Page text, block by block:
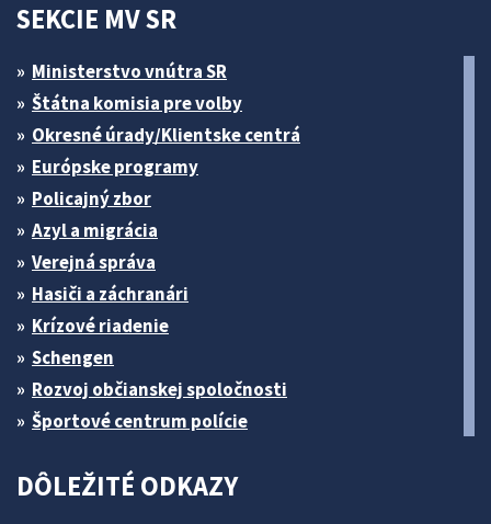
SEKCIE MV SR
Ministerstvo vnútra SR
Štátna komisia pre volby
Okresné úrady/Klientske centrá
Európske programy
Policajný zbor
Azyl a migrácia
Verejná správa
Hasiči a záchranári
Krízové riadenie
Schengen
Rozvoj občianskej spoločnosti
Športové centrum polície
DÔLEŽITÉ ODKAZY